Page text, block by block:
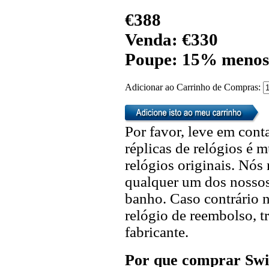
€388
Venda: €330
Poupe: 15% menos
Adicionar ao Carrinho de Compras:
Por favor, leve em
réplicas de relógios é
relógios originais. Nós
qualquer um dos
banho. Caso contrário
relógio de reembolso,
fabricante.
Por que comprar